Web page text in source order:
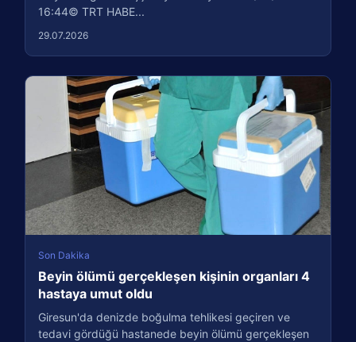
16:44© TRT HABE...
29.07.2026
Son Dakika
Beyin ölümü gerçekleşen kişinin organları 4
hastaya umut oldu
Giresun'da denizde boğulma tehlikesi geçiren ve
tedavi gördüğü hastanede beyin ölümü gerçekleşen